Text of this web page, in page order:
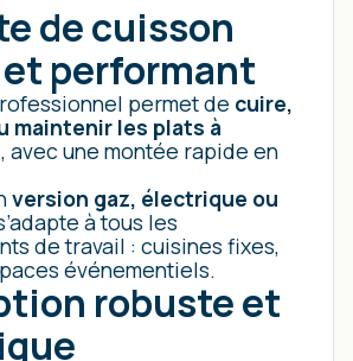
de cuisson
performant
permet de cuire,
maintenir les plats à
, avec une montée rapide en
version gaz, électrique ou
à tous les
de travail : cuisines fixes,
événementiels.
robuste et